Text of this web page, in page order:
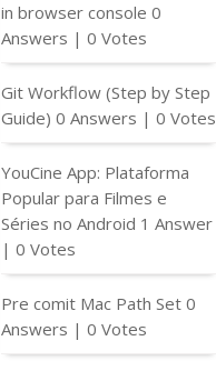
in browser console 0
Answers |0 Votes
Git Workflow (Step by Step
Guide) 0 Answers |0 Votes
YouCine App: Plataforma
Popular para Filmes e
Séries no Android 1 Answer
|0 Votes
Pre comit Mac Path Set 0
Answers |0 Votes